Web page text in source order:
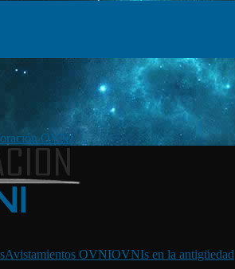
OVNI
Avistamientos OVNIOVNIs en la antigüedad